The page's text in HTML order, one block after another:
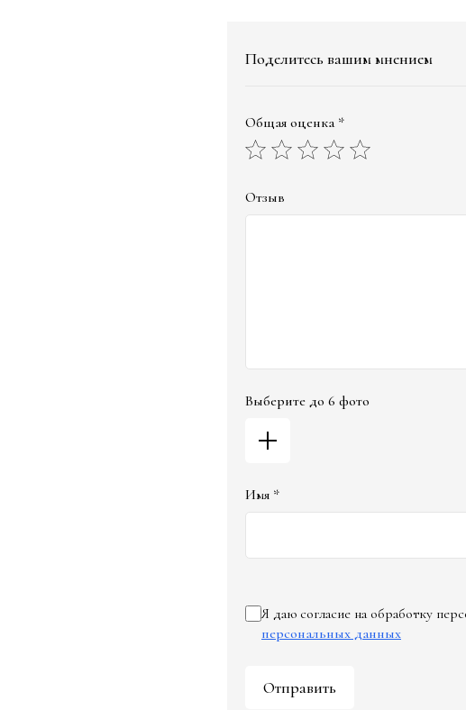
Поделитесь вашим мнением
Общая оценка *
Отзыв
Выберите до 6 фото
Имя *
Я даю согласие на обработку
персональных данных
Отправить